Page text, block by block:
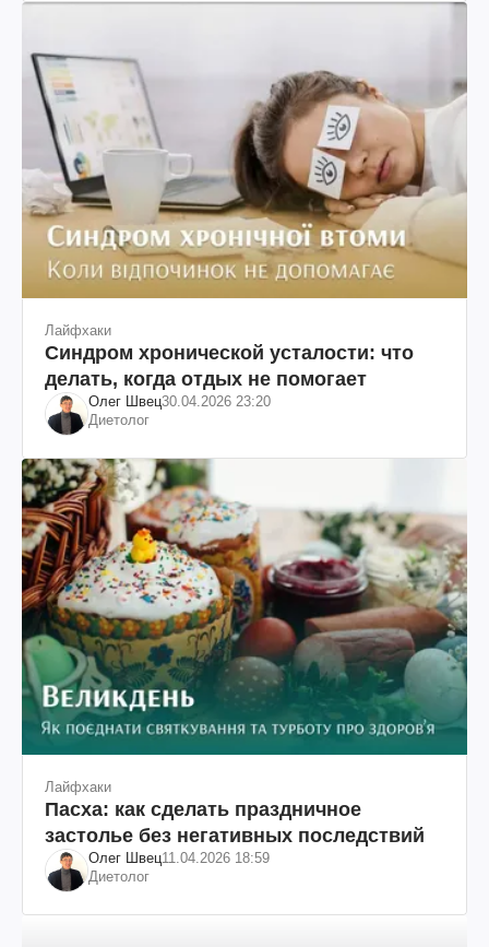
Лайфхаки
Синдром хронической усталости: что
делать, когда отдых не помогает
Олег Швец30.04.2026 23:20
Диетолог
Лайфхаки
Пасха: как сделать праздничное
застолье без негативных последствий
Олег Швец11.04.2026 18:59
Диетолог